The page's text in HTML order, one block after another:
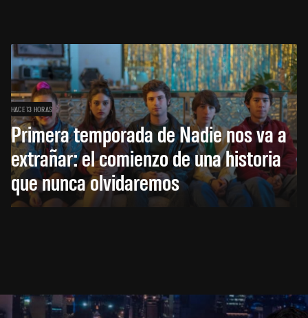
HACE 13 HORAS
Primera temporada de Nadie nos va a
extrañar: el comienzo de una historia
que nunca olvidaremos